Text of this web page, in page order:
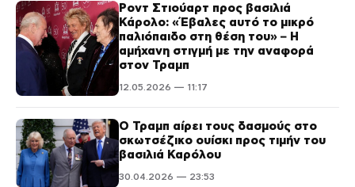
Ροντ Στιούαρτ προς βασιλιά
Κάρολο: «Έβαλες αυτό το μικρό
παλιόπαιδο στη θέση του» – Η
αμήχανη στιγμή με την αναφορά
στον Τραμπ
12.05.2026 — 11:17
Ο Τραμπ αίρει τους δασμούς στο
σκωτσέζικο ουίσκι προς τιμήν του
βασιλιά Καρόλου
30.04.2026 — 23:53